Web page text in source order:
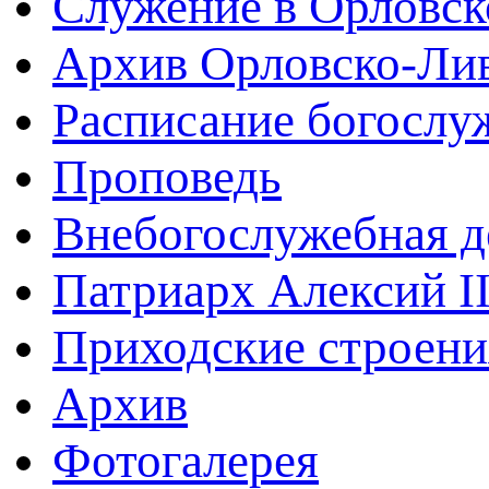
Архив Орловско-
Расписание
Проповедь
Внебогослужебная
Патриарх Алексий
Приходские
Архив
Фотогалерея